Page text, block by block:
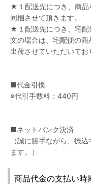
★１配送先につき、商品
同梱させて頂きます。
★１配送先につき、宅配
文の場合は、宅配便の商
出荷させていただいてお
■代金引換
※代引手数料：440円
■ネットバンク決済
（誠に勝手ながら、振
ます。）
商品代金の支払い時